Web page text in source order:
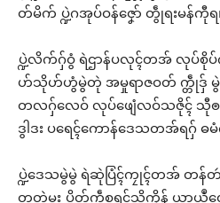
တ်မိက် ပ္ဍဲဂအုပ်ဝန်ဇၞော် တွဵုရးမန်ကီုရ
ပ္ဍဲလိက်ဂှ်ဝွံ ရဲဌာန်ပလုၚ်တအ် လုပ်စို
ဟ်သိုဟ်ဟွံမွဲတုဲ အမှုရာဇဝတ် က္တဵုဒှ် မွဲ
တလဂှ်လေဝ် လုပ်ဖျေံလဝ်သဇိုၚ် သီု
ဒွါဒး ပရေၚ်ကောန်ဒေသတအ်ရဂှ်
ပ္ဍဲဒေသမွဲမွဲ ရဲဆုဲပြံၚ်ကၠုၚ်တအ် တန်တဴ
တုတုဲမ္ဂး ပ္တိတ်ကဵုစရၚ်သ္ၚိကၟိန် ယာယဳ